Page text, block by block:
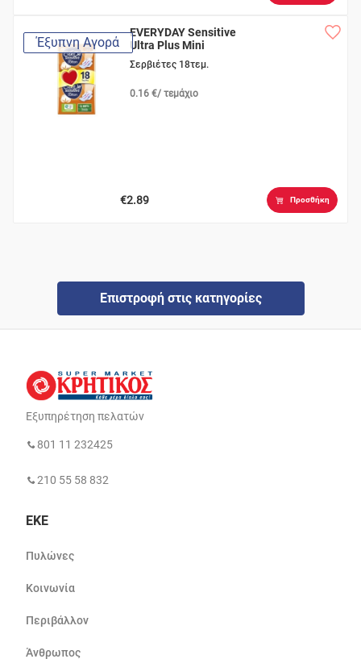
Έξυπνη Αγορά
EVERYDAY Sensitive
Ultra Plus Mini
Σερβιέτες 18τεμ.
0.16 €/ τεμάχιο
€2.89 Προσθήκη
Επιστροφή στις κατηγορίες
Εξυπηρέτηση πελατών
801 11 232425
210 55 58 832
ΕΚΕ
Πυλώνες
Κοινωνία
Περιβάλλον
Άνθρωπος